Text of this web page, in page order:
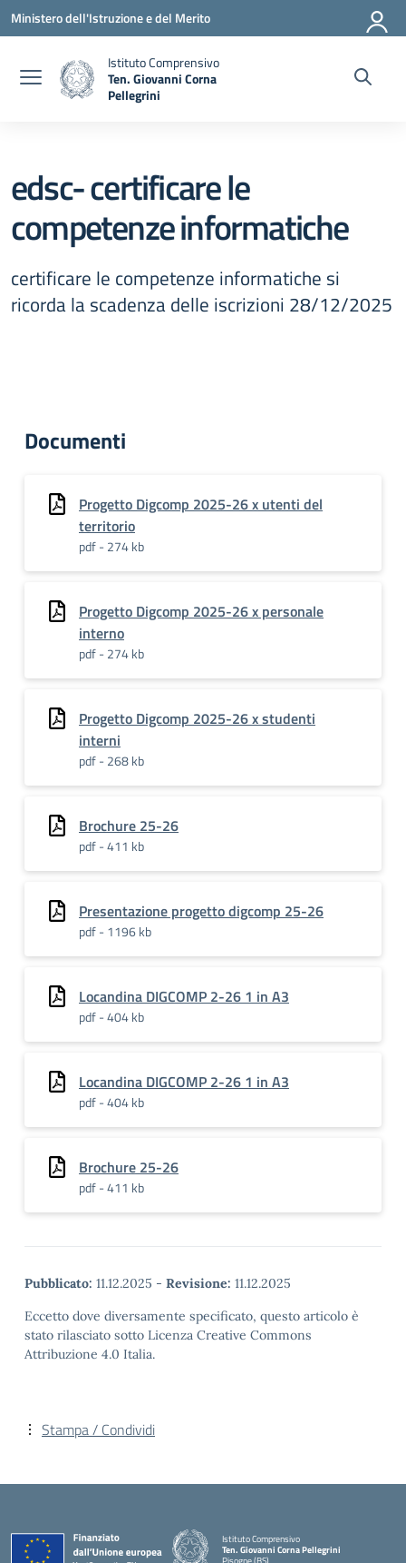
Vai ai contenuti
Vai al menu di navigazione
Vai al footer
Ministero dell'Istruzione e del Merito
Istituto Comprensivo
Ten. Giovanni Corna
Pellegrini
edsc- certificare le
competenze informatiche
certificare le competenze informatiche si
ricorda la scadenza delle iscrizioni 28/12/2025
Documenti
Progetto Digcomp 2025-26 x utenti del
territorio
pdf - 274 kb
Progetto Digcomp 2025-26 x personale
interno
pdf - 274 kb
Progetto Digcomp 2025-26 x studenti
interni
pdf - 268 kb
Brochure 25-26
pdf - 411 kb
Presentazione progetto digcomp 25-26
pdf - 1196 kb
Locandina DIGCOMP 2-26 1 in A3
pdf - 404 kb
Locandina DIGCOMP 2-26 1 in A3
pdf - 404 kb
Brochure 25-26
pdf - 411 kb
Pubblicato: 11.12.2025 - Revisione: 11.12.2025
Eccetto dove diversamente specificato, questo articolo è
stato rilasciato sotto Licenza Creative Commons
Attribuzione 4.0 Italia.
Stampa / Condividi
Istituto Comprensivo
Ten. Giovanni Corna Pellegrini
Pisogne (BS)